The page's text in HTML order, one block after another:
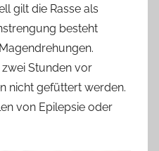
gilt die Rasse als
besteht
Stunden vor
nicht gefüttert werden.
von Epilepsie oder